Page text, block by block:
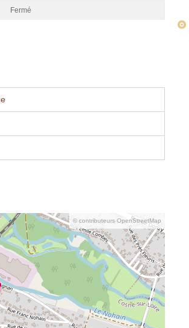
Fermé
© contributeurs OpenStreetMap